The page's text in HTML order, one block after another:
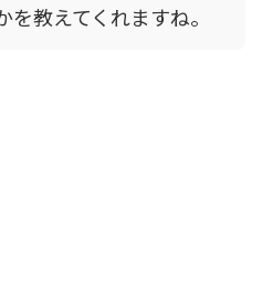
を教えてくれますね。